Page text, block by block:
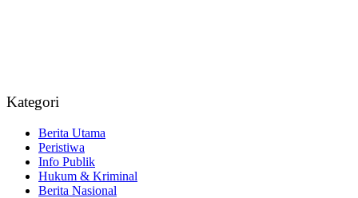
Kategori
Berita Utama
Peristiwa
Info Publik
Hukum & Kriminal
Berita Nasional